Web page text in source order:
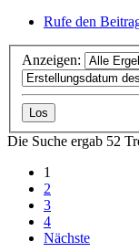
Rufe den
Anzeigen:
Die Suche ergab 52
1
2
3
4
Nächste